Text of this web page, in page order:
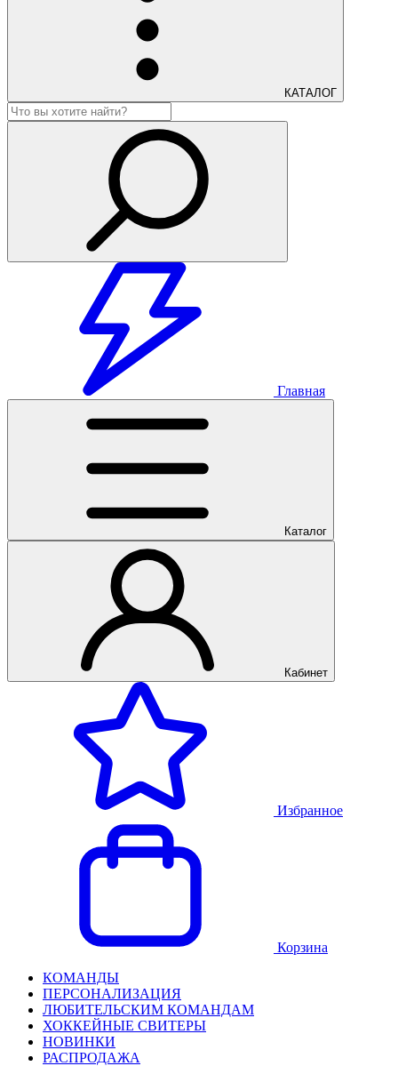
КАТАЛОГ
Главная
Каталог
Кабинет
Избранное
Корзина
КОМАНДЫ
ПЕРСОНАЛИЗАЦИЯ
ЛЮБИТЕЛЬСКИМ КОМАНДАМ
ХОККЕЙНЫЕ СВИТЕРЫ
НОВИНКИ
РАСПРОДАЖА